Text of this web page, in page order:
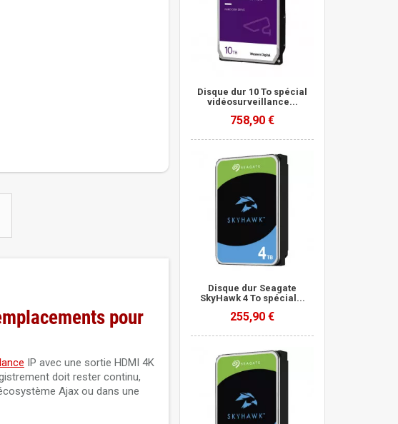
pour
IP avec une sortie HDMI 4K
doit rester continu,
Ajax ou dans une
Disque dur 10 To spécial
vidéosurveillance...
758,90 €
Disque dur Seagate
SkyHawk 4 To spécial...
255,90 €